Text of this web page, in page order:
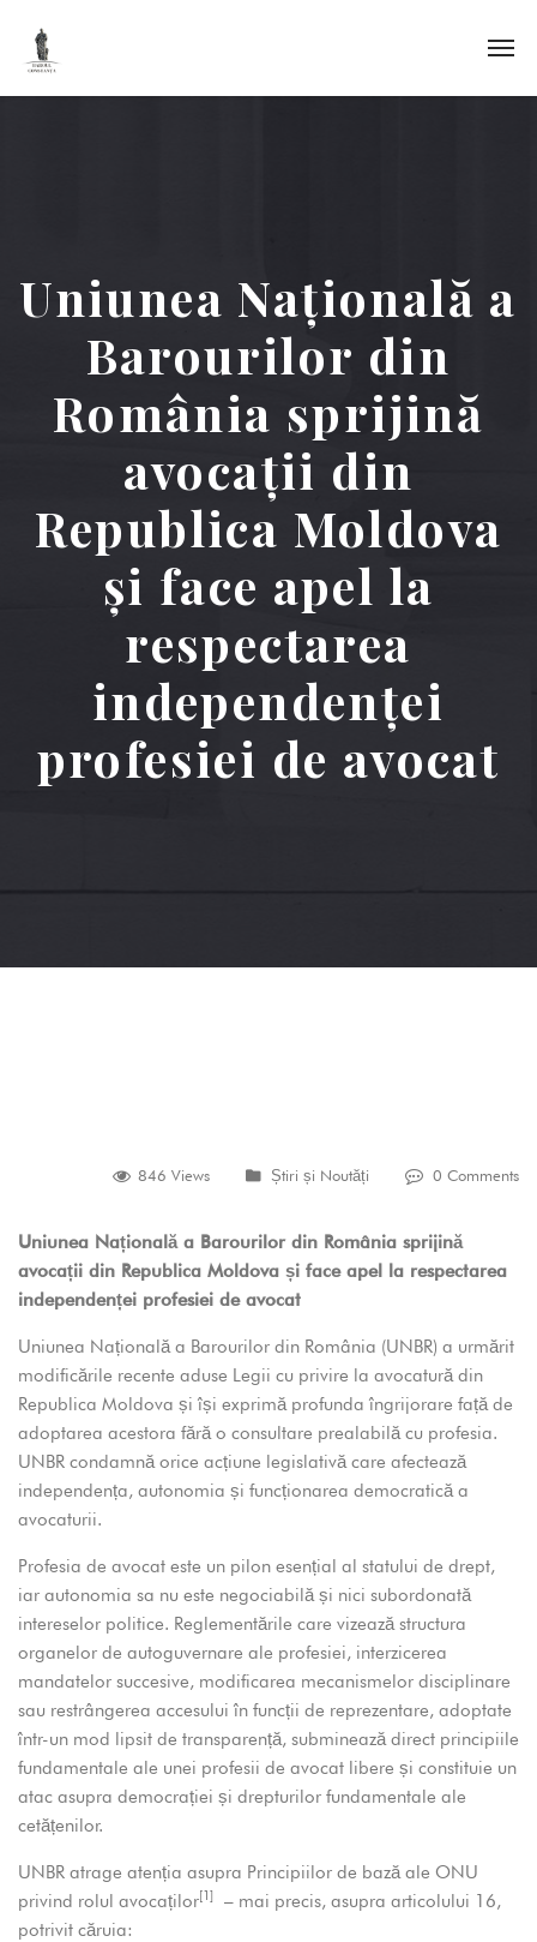
Uniunea Națională a
Barourilor din
România sprijină
avocații din
Republica Moldova
și face apel la
respectarea
independenței
profesiei de avocat
846 Views Știri și Noutăți 0 Comments
Uniunea Națională a Barourilor din România sprijină
avocații din Republica Moldova și face apel la respectarea
independenței profesiei de avocat
Uniunea Națională a Barourilor din România (UNBR) a urmărit
modificările recente aduse Legii cu privire la avocatură din
Republica Moldova și își exprimă profunda îngrijorare față de
adoptarea acestora fără o consultare prealabilă cu profesia.
UNBR condamnă orice acțiune legislativă care afectează
independența, autonomia și funcționarea democratică a
avocaturii.
Profesia de avocat este un pilon esențial al statului de drept,
iar autonomia sa nu este negociabilă și nici subordonată
intereselor politice. Reglementările care vizează structura
organelor de autoguvernare ale profesiei, interzicerea
mandatelor succesive, modificarea mecanismelor disciplinare
sau restrângerea accesului în funcții de reprezentare, adoptate
într-un mod lipsit de transparență, subminează direct principiile
fundamentale ale unei profesii de avocat libere și constituie un
atac asupra democrației și drepturilor fundamentale ale
cetățenilor.
UNBR atrage atenția asupra Principiilor de bază ale ONU
privind rolul avocaților[1]
– mai precis, asupra articolului 16,
potrivit căruia: